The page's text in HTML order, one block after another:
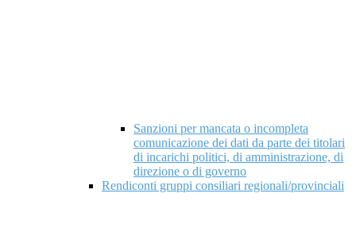
Sanzioni per mancata o incompleta
comunicazione dei dati da parte dei titolari
di incarichi politici, di amministrazione, di
direzione o di governo
Rendiconti gruppi consiliari regionali/provinciali